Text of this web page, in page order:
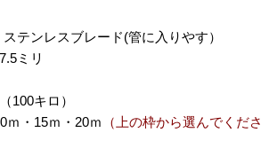
ンレスブレード(管に入りやす）
ミリ
キロ）
・15ｍ・20ｍ
（上の枠から選んでくださ